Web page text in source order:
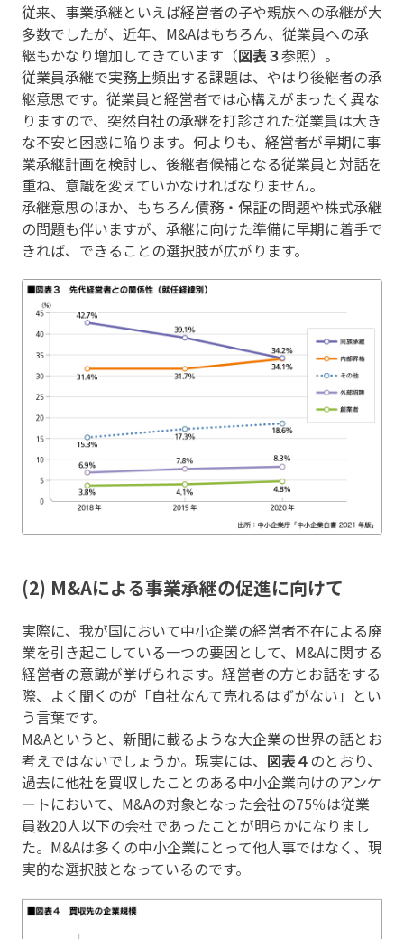
従来、事業承継といえば経営者の子や親族への承継が大
多数でしたが、近年、M&Aはもちろん、従業員への承
継もかなり増加してきています（図表３参照）。
従業員承継で実務上頻出する課題は、やはり後継者の承
継意思です。従業員と経営者では心構えがまったく異な
りますので、突然自社の承継を打診された従業員は大き
な不安と困惑に陥ります。何よりも、経営者が早期に事
業承継計画を検討し、後継者候補となる従業員と対話を
重ね、意識を変えていかなければなりません。
承継意思のほか、もちろん債務・保証の問題や株式承継
の問題も伴いますが、承継に向けた準備に早期に着手で
きれば、できることの選択肢が広がります。
(2) M&Aによる事業承継の促進に向けて
実際に、我が国において中小企業の経営者不在による廃
業を引き起こしている一つの要因として、M&Aに関する
経営者の意識が挙げられます。経営者の方とお話をする
際、よく聞くのが「自社なんて売れるはずがない」とい
う言葉です。
M&Aというと、新聞に載るような大企業の世界の話とお
考えではないでしょうか。現実には、 図表４ のとおり、
過去に他社を買収したことのある中小企業向けのアンケ
ートにおいて、M&Aの対象となった会社の75％は従業
員数20人以下の会社であったことが明らかになりまし
た。M&Aは多くの中小企業にとって他人事ではなく、現
実的な選択肢となっているのです。